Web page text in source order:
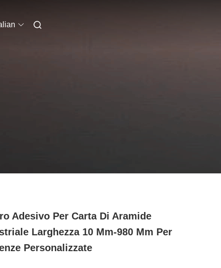
Adesivo Per Carta Di Aramide
Larghezza 10 Mm-980 Mm Per
Personalizzate